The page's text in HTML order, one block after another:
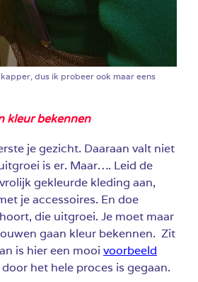
dus ik probeer ook maar eens
kleur bekennen
je gezicht. Daaraan valt niet
is er. Maar…. Leid de
gekleurde kleding aan,
je accessoires. En doe
die uitgroei. Je moet maar
gaan kleur bekennen. Zit
is hier een mooi voorbeeld
het hele proces is gegaan.